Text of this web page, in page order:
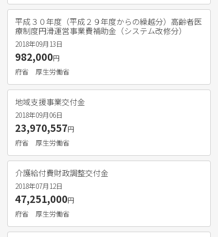
平成３０年度（平成２９年度からの繰越分）高齢者医
療制度円滑運営事業費補助金（システム改修分）
2018年09月13日
982,000円
府省
厚生労働省
地域支援事業交付金
2018年09月06日
23,970,557円
府省
厚生労働省
介護給付費財政調整交付金
2018年07月12日
47,251,000円
府省
厚生労働省